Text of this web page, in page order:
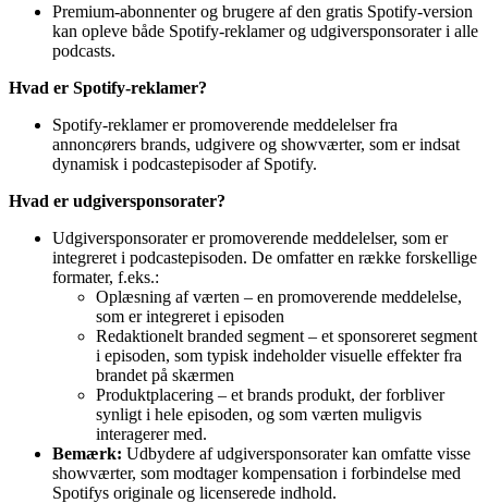
Premium-abonnenter og brugere af den gratis Spotify-version
kan opleve både Spotify-reklamer og udgiversponsorater i alle
podcasts.
Hvad er Spotify-reklamer?
Spotify-reklamer er promoverende meddelelser fra
annoncørers brands, udgivere og showværter, som er indsat
dynamisk i podcastepisoder af Spotify.
Hvad er udgiversponsorater?
Udgiversponsorater er promoverende meddelelser, som er
integreret i podcastepisoden. De omfatter en række forskellige
formater, f.eks.:
Oplæsning af værten – en promoverende meddelelse,
som er integreret i episoden
Redaktionelt branded segment – et sponsoreret segment
i episoden, som typisk indeholder visuelle effekter fra
brandet på skærmen
Produktplacering – et brands produkt, der forbliver
synligt i hele episoden, og som værten muligvis
interagerer med.
Bemærk: Udbydere af udgiversponsorater kan omfatte visse
showværter, som modtager kompensation i forbindelse med
Spotifys originale og licenserede indhold.